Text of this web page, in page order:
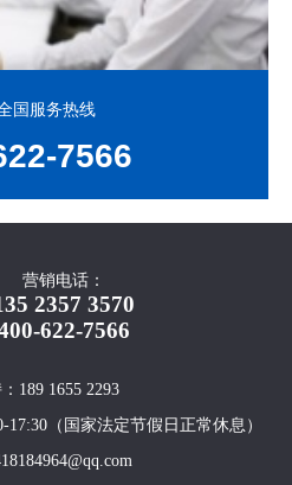
国服务热线
7566
营销电话：
2357 3570
622-7566
189 1655 2293
（国家法定节假日正常休息）